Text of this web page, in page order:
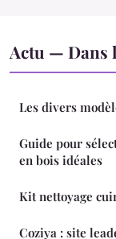
Actu — Dans
Les divers
Guide pour
en bois idéales
Kit nettoyage
Coziya : site